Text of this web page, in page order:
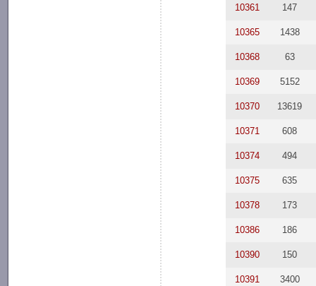
10361 147
10365 1438
10368 63
10369 5152
10370 13619
10371 608
10374 494
10375 635
10378 173
10386 186
10390 150
10391 3400